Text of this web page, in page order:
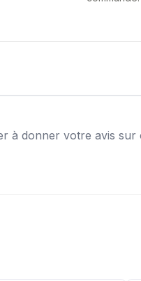
à donner votre avis sur